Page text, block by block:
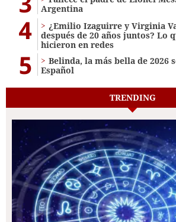
Argentina
4
¿Emilio Izaguirre y Virginia
después de 20 años juntos? Lo
hicieron en redes
5
Belinda, la más bella de 2026
Español
TRENDING